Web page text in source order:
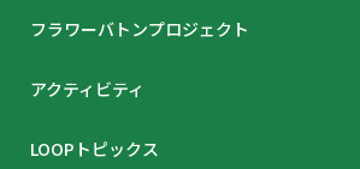
フラワーバトンプロジェクト
アクティビティ
LOOPトピックス